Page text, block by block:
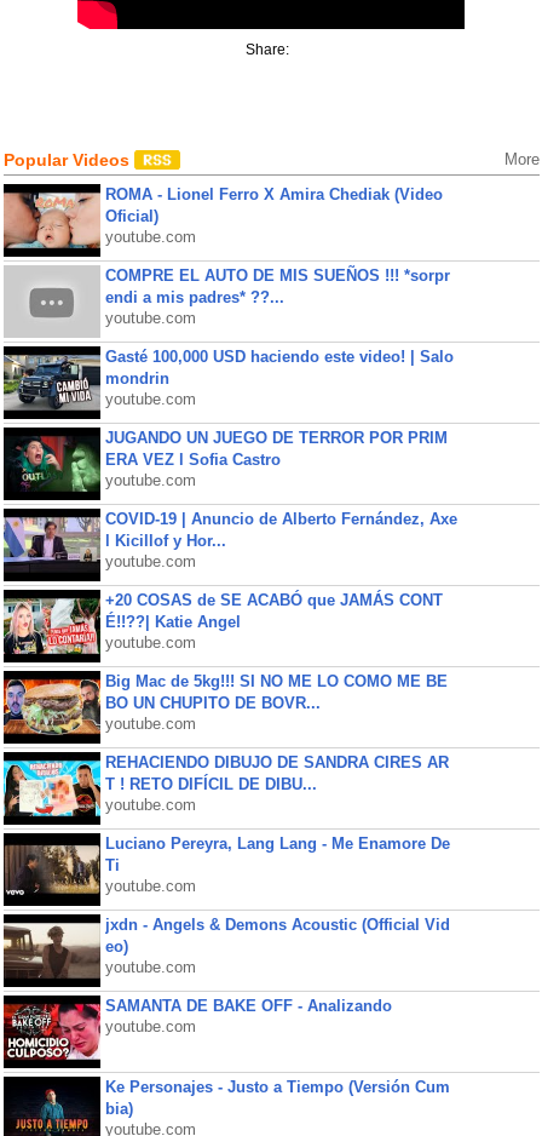
Share:
Popular Videos More
ROMA - Lionel Ferro X Amira Chediak (Video
Oficial)
youtube.com
COMPRE EL AUTO DE MIS SUEÑOS !!! *sorpr
endi a mis padres* ??...
youtube.com
Gasté 100,000 USD haciendo este video! | Salo
mondrin
youtube.com
JUGANDO UN JUEGO DE TERROR POR PRIM
ERA VEZ l Sofia Castro
youtube.com
COVID-19 | Anuncio de Alberto Fernández, Axe
l Kicillof y Hor...
youtube.com
+20 COSAS de SE ACABÓ que JAMÁS CONT
É!!??| Katie Angel
youtube.com
Big Mac de 5kg!!! SI NO ME LO COMO ME BE
BO UN CHUPITO DE BOVR...
youtube.com
REHACIENDO DIBUJO DE SANDRA CIRES AR
T ! RETO DIFÍCIL DE DIBU...
youtube.com
Luciano Pereyra, Lang Lang - Me Enamore De
Ti
youtube.com
jxdn - Angels & Demons Acoustic (Official Vid
eo)
youtube.com
SAMANTA DE BAKE OFF - Analizando
youtube.com
Ke Personajes - Justo a Tiempo (Versión Cum
bia)
youtube.com